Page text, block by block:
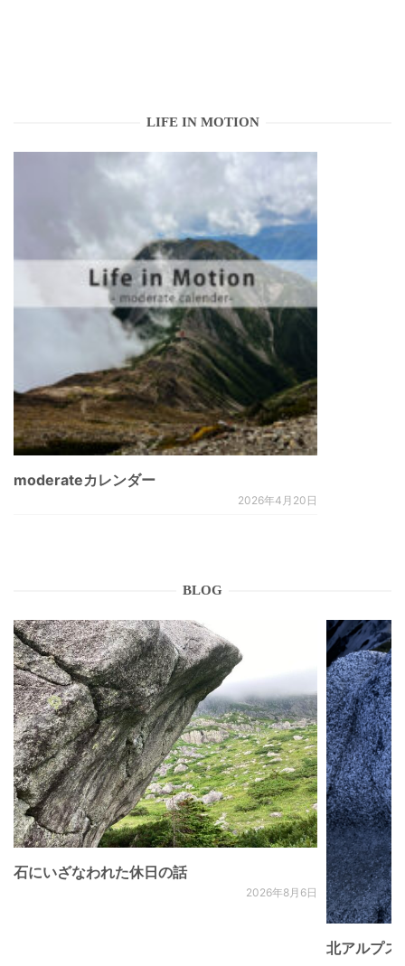
LIFE IN MOTION
moderateカレンダー
2026年4月20日
BLOG
石にいざなわれた休日の話
2026年8月6日
北アルプ